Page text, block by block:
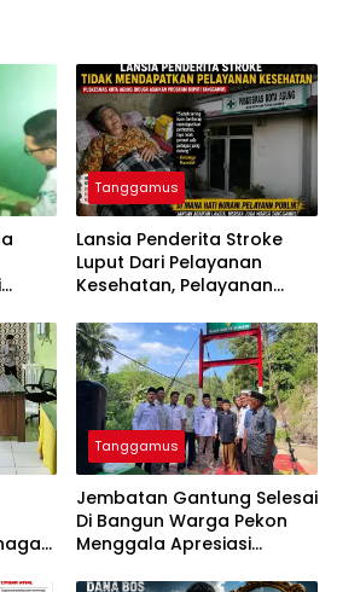
Tanggamus
Lansia Penderita Stroke
Luput Dari Pelayanan
Kesehatan, Pelayanan
Disorot
Tanggamus
Jembatan Gantung Selesai
Di Bangun Warga Pekon
Menggala Apresiasi